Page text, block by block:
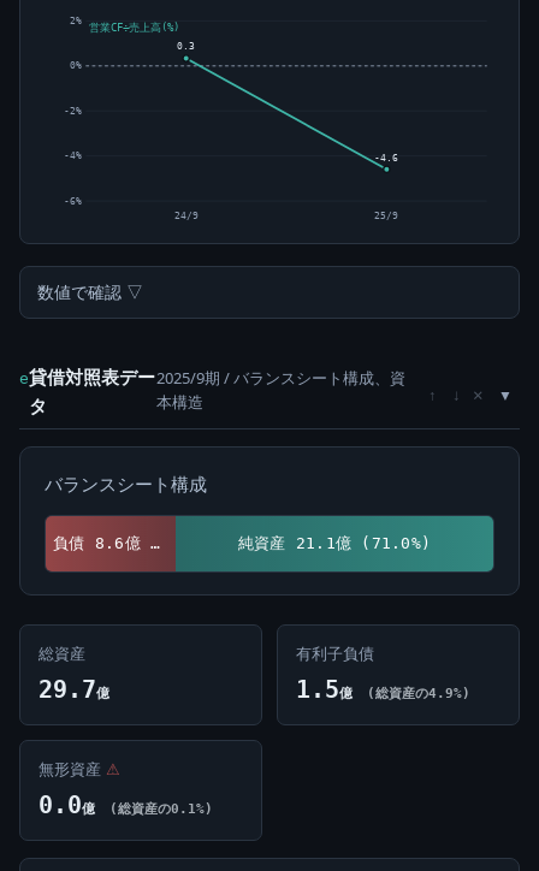
-6%
-4%
-2%
0%
2%
0.3
24/9
-4.6
25/9
営業CF÷売上高(%)
数値で確認 ▽
e貸借対照表デー
タ
2025/9期 / バランスシート構成、資
本構造
↑ ↓ ×
バランスシート構成
負債 8.6億 (29.0%) 純資産 21.1億 (71.0%)
総資産
29.7億
有利子負債
1.5億 (総資産の4.9%)
無形資産 ⚠
0.0億 (総資産の0.1%)